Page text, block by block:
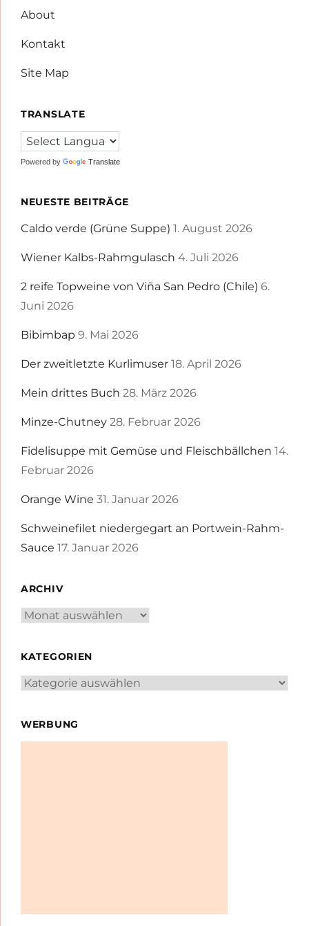
About
Kontakt
Site Map
TRANSLATE
Powered by Translate
NEUESTE BEITRÄGE
Caldo verde (Grüne Suppe) 1. August 2026
Wiener Kalbs-Rahmgulasch 4. Juli 2026
2 reife Topweine von Viña San Pedro (Chile) 6.
Juni 2026
Bibimbap 9. Mai 2026
Der zweitletzte Kurlimuser 18. April 2026
Mein drittes Buch 28. März 2026
Minze-Chutney 28. Februar 2026
Fidelisuppe mit Gemüse und Fleischbällchen 14.
Februar 2026
Orange Wine 31. Januar 2026
Schweinefilet niedergegart an Portwein-Rahm-
Sauce 17. Januar 2026
ARCHIV
Archiv
KATEGORIEN
Kategorien
WERBUNG